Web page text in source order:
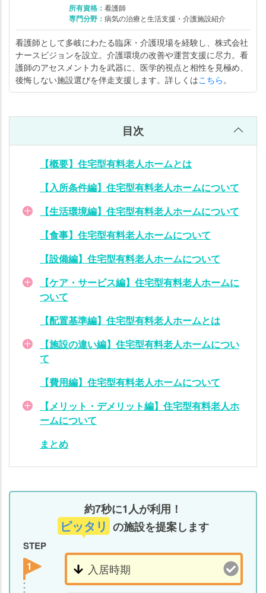
所有資格： 看護師
専門分野： 病気の治療と生活支援・介護施設紹介
看護師として多岐にわたる臨床・介護現場を経験し、株式会社
ナースビジョンを設立。介護環境の改善や運営支援に尽力。看
護師のアセスメント力を武器に、医学的視点と相性を見極め、
後悔しない施設選びを伴走支援します。詳しくはこちら。
目次
【概要】住宅型有料老人ホームとは
【入所条件編】住宅型有料老人ホームについて
【生活環境編】住宅型有料老人ホームについて
【食事】住宅型有料老人ホームについて
【設備編】住宅型有料老人ホームについて
【ケア・サービス編】住宅型有料老人ホームに
ついて
【配置基準編】住宅型有料老人ホームとは
【施設の違い編】住宅型有料老人ホームについ
て
【費用編】住宅型有料老人ホームについて
【メリット・デメリット編】住宅型有料老人ホ
ームについて
まとめ
約7秒に1人が利用！
ピッタリ の施設を提案します
STEP
1
【ケ
ア・
サー
ビス
住宅
料老
人ホ
ーム
につ
置基
編】
住宅
型有
人ホ
ーム
とは
【施
設の
違い
編】
型有
ーム
【費
用
編】